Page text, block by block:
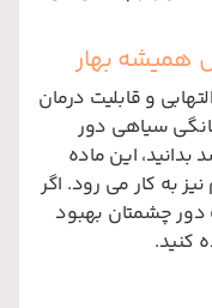
و قابلیت درمان
سیاهی دور
بدانید، این ماده
به کار می رود. اگر
چشمتان بهبود
کنید.